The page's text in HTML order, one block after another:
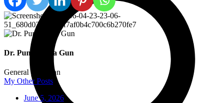
Dr. Punyabrata Gun
General physician
My Other Posts
June 5, 2026